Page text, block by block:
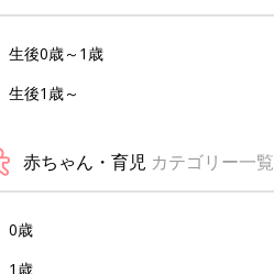
生後0歳～1歳
生後1歳～
赤ちゃん・育児 カテゴリー一覧
0歳
1歳